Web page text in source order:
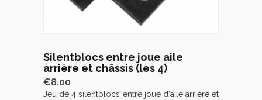
Silentblocs entre joue aile
arrière et châssis (les 4)
€8.00
Jeu de 4 silentblocs entre joue d'aile arrière et